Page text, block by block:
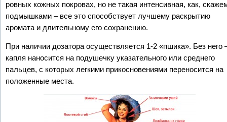
ровных кожных покровах, но не такая интенсивная, как,
подмышками – все это способствует лучшему раскрытию
аромата и длительному его сохранению.
При наличии дозатора осуществляется 1-2 «пшика». Без него
капля наносится на подушечку указательного или среднего
пальцев, с которых легкими прикосновениями переносится на
положенные места.